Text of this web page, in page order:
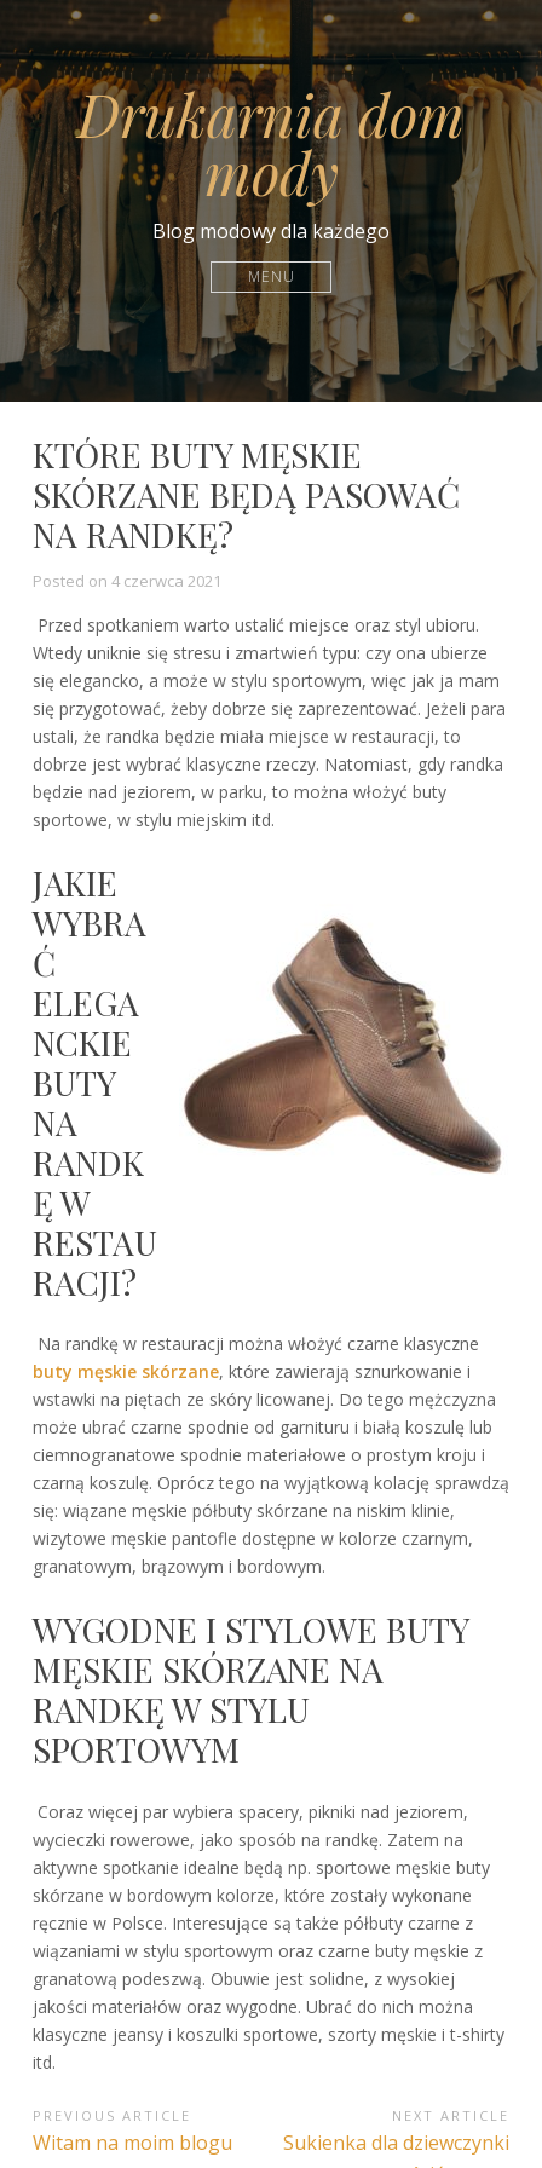
Drukarnia dom
mody
Blog modowy dla każdego
MENU
KTÓRE BUTY MĘSKIE
SKÓRZANE BĘDĄ PASOWAĆ
NA RANDKĘ?
Posted on 4 czerwca 2021
Przed spotkaniem warto ustalić miejsce oraz styl ubioru.
Wtedy uniknie się stresu i zmartwień typu: czy ona ubierze
się elegancko, a może w stylu sportowym, więc jak ja mam
się przygotować, żeby dobrze się zaprezentować. Jeżeli para
ustali, że randka będzie miała miejsce w restauracji, to
dobrze jest wybrać klasyczne rzeczy. Natomiast, gdy randka
będzie nad jeziorem, w parku, to można włożyć buty
sportowe, w stylu miejskim itd.
JAKIE
WYBRA
Ć
ELEGA
NCKIE
BUTY
NA
RANDK
Ę W
RESTAU
RACJI?
Na randkę w restauracji można włożyć czarne klasyczne
buty męskie skórzane, które zawierają sznurkowanie i
wstawki na piętach ze skóry licowanej. Do tego mężczyzna
może ubrać czarne spodnie od garnituru i białą koszulę lub
ciemnogranatowe spodnie materiałowe o prostym kroju i
czarną koszulę. Oprócz tego na wyjątkową kolację sprawdzą
się: wiązane męskie półbuty skórzane na niskim klinie,
wizytowe męskie pantofle dostępne w kolorze czarnym,
granatowym, brązowym i bordowym.
WYGODNE I STYLOWE BUTY
MĘSKIE SKÓRZANE NA
RANDKĘ W STYLU
SPORTOWYM
Coraz więcej par wybiera spacery, pikniki nad jeziorem,
wycieczki rowerowe, jako sposób na randkę. Zatem na
aktywne spotkanie idealne będą np. sportowe męskie buty
skórzane w bordowym kolorze, które zostały wykonane
ręcznie w Polsce. Interesujące są także półbuty czarne z
wiązaniami w stylu sportowym oraz czarne buty męskie z
granatową podeszwą. Obuwie jest solidne, z wysokiej
jakości materiałów oraz wygodne. Ubrać do nich można
klasyczne jeansy i koszulki sportowe, szorty męskie i t-shirty
itd.
NAWIGACJA
PREVIOUS ARTICLE
Previous
Witam na moim blogu
NEXT ARTICLE
Next
Sukienka dla dziewczynki